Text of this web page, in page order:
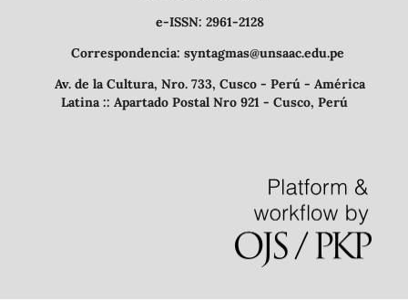
e-ISSN: 2961-2128
Correspondencia: syntagmas@unsaac.edu.pe
Av. de la Cultura, Nro. 733, Cusco - Perú - América
Latina :: Apartado Postal Nro 921 - Cusco, Perú